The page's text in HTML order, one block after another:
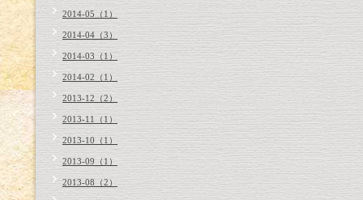
2014-05（1）
2014-04（3）
2014-03（1）
2014-02（1）
2013-12（2）
2013-11（1）
2013-10（1）
2013-09（1）
2013-08（2）